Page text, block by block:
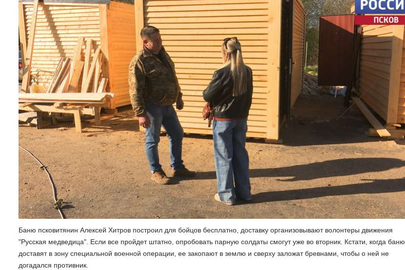
Баню псковитянин Алексей Хитров построил для бойцов бесплатно, доставку организовывают волонтеры движения
"Русская медведица". Если все пройдет штатно, опробовать парную солдаты смогут уже во вторник. Кстати, когда баню
доставят в зону специальной военной операции, ее закопают в землю и сверху заложат бревнами, чтобы о ней не
догадался противник.